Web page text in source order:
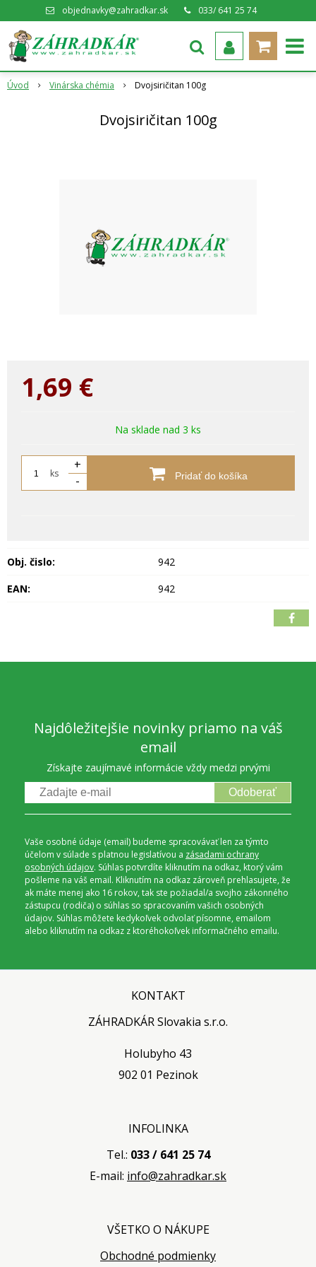
objednavky@zahradkar.sk 033/ 641 25 74
Úvod Vinárska chémia Dvojsiričitan 100g
Dvojsiričitan 100g
1,69 €
Na sklade nad 3 ks
ks
+
-
Pridať do košíka
Obj. čislo:
942
EAN:
942
Najdôležitejšie novinky priamo na váš
email
Získajte zaujímavé informácie vždy medzi prvými
Odoberať
Vaše osobné údaje (email) budeme spracovávať len za týmto
účelom v súlade s platnou legislatívou a zásadami ochrany
osobných údajov. Súhlas potvrdíte kliknutím na odkaz, ktorý vám
pošleme na váš email. Kliknutím na odkaz zároveň prehlasujete, že
ak máte menej ako 16 rokov, tak ste požiadal/a svojho zákonného
zástupcu (rodiča) o súhlas so spracovaním vašich osobných
údajov. Súhlas môžete kedykoľvek odvolať písomne, emailom
alebo kliknutím na odkaz z ktoréhokoľvek informačného emailu.
KONTAKT
ZÁHRADKÁR Slovakia s.r.o.
Holubyho 43
902 01 Pezinok
INFOLINKA
Tel.: 033 / 641 25 74
E-mail: info@zahradkar.sk
VŠETKO O NÁKUPE
Obchodné podmienky